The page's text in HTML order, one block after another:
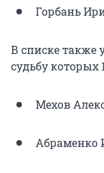
Горбань
В списке также
судьбу которых
Мехов
Абраменко